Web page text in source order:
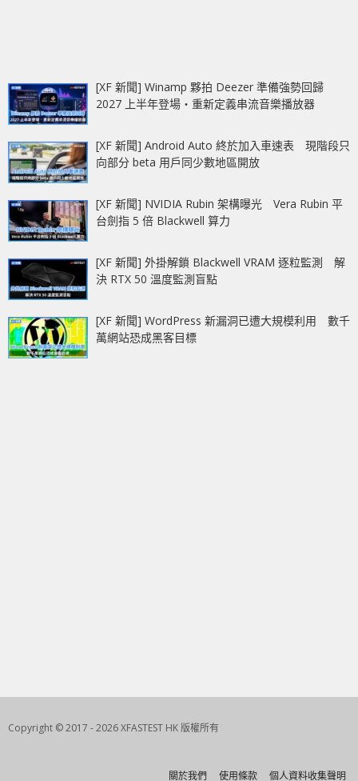
[XF 新聞] Winamp 夥拍 Deezer 準備強勢回歸
2027 上半年登場‧重新定義串流音樂播放器
[XF 新聞] Android Auto 終於加入車速表 現階段只
向部分 beta 用戶同少數地區開放
[XF 新聞] NVIDIA Rubin 架構曝光 Vera Rubin 平
台劍指 5 倍 Blackwell 算力
[XF 新聞] 外掛解鎖 Blackwell VRAM 逐粒監測 解
決 RTX 50 溫度監測盲點
[XF 新聞] WordPress 新漏洞已遭大規模利用 數千
萬網站恐成黑客目標
Copyright © 2017 - 2026 XFASTEST HK 版權所有
關於我們 使用條款 個人資料收集聲明